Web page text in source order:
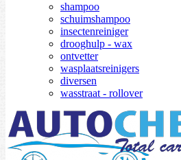
shampoo
schuimshampoo
insectenreiniger
drooghulp - wax
ontvetter
wasplaatsreinigers
diversen
wasstraat - rollover